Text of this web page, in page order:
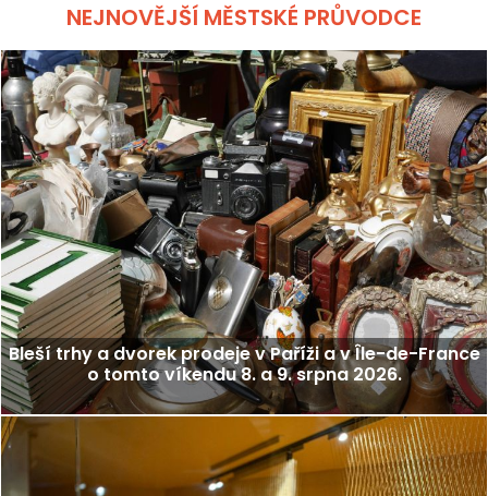
NEJNOVĚJŠÍ MĚSTSKÉ PRŮVODCE
Bleší trhy a dvorek prodeje v Paříži a v Île-de-France
o tomto víkendu 8. a 9. srpna 2026.